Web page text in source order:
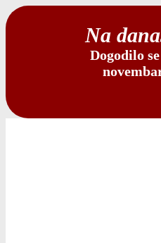
Na
Dogodilo